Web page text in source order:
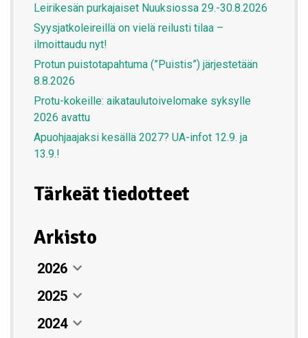
Leirikesän purkajaiset Nuuksiossa 29.-30.8.2026
Syysjatkoleireillä on vielä reilusti tilaa –
ilmoittaudu nyt!
Protun puistotapahtuma (”Puistis”) järjestetään
8.8.2026
Protu-kokeille: aikataulutoivelomake syksylle
2026 avattu
Apuohjaajaksi kesällä 2027? UA-infot 12.9. ja
13.9.!
Tärkeät tiedotteet
Arkisto
2026
Elokuu
07. elokuun 2026
Heinäkuu
2025
Joulukuu
2024